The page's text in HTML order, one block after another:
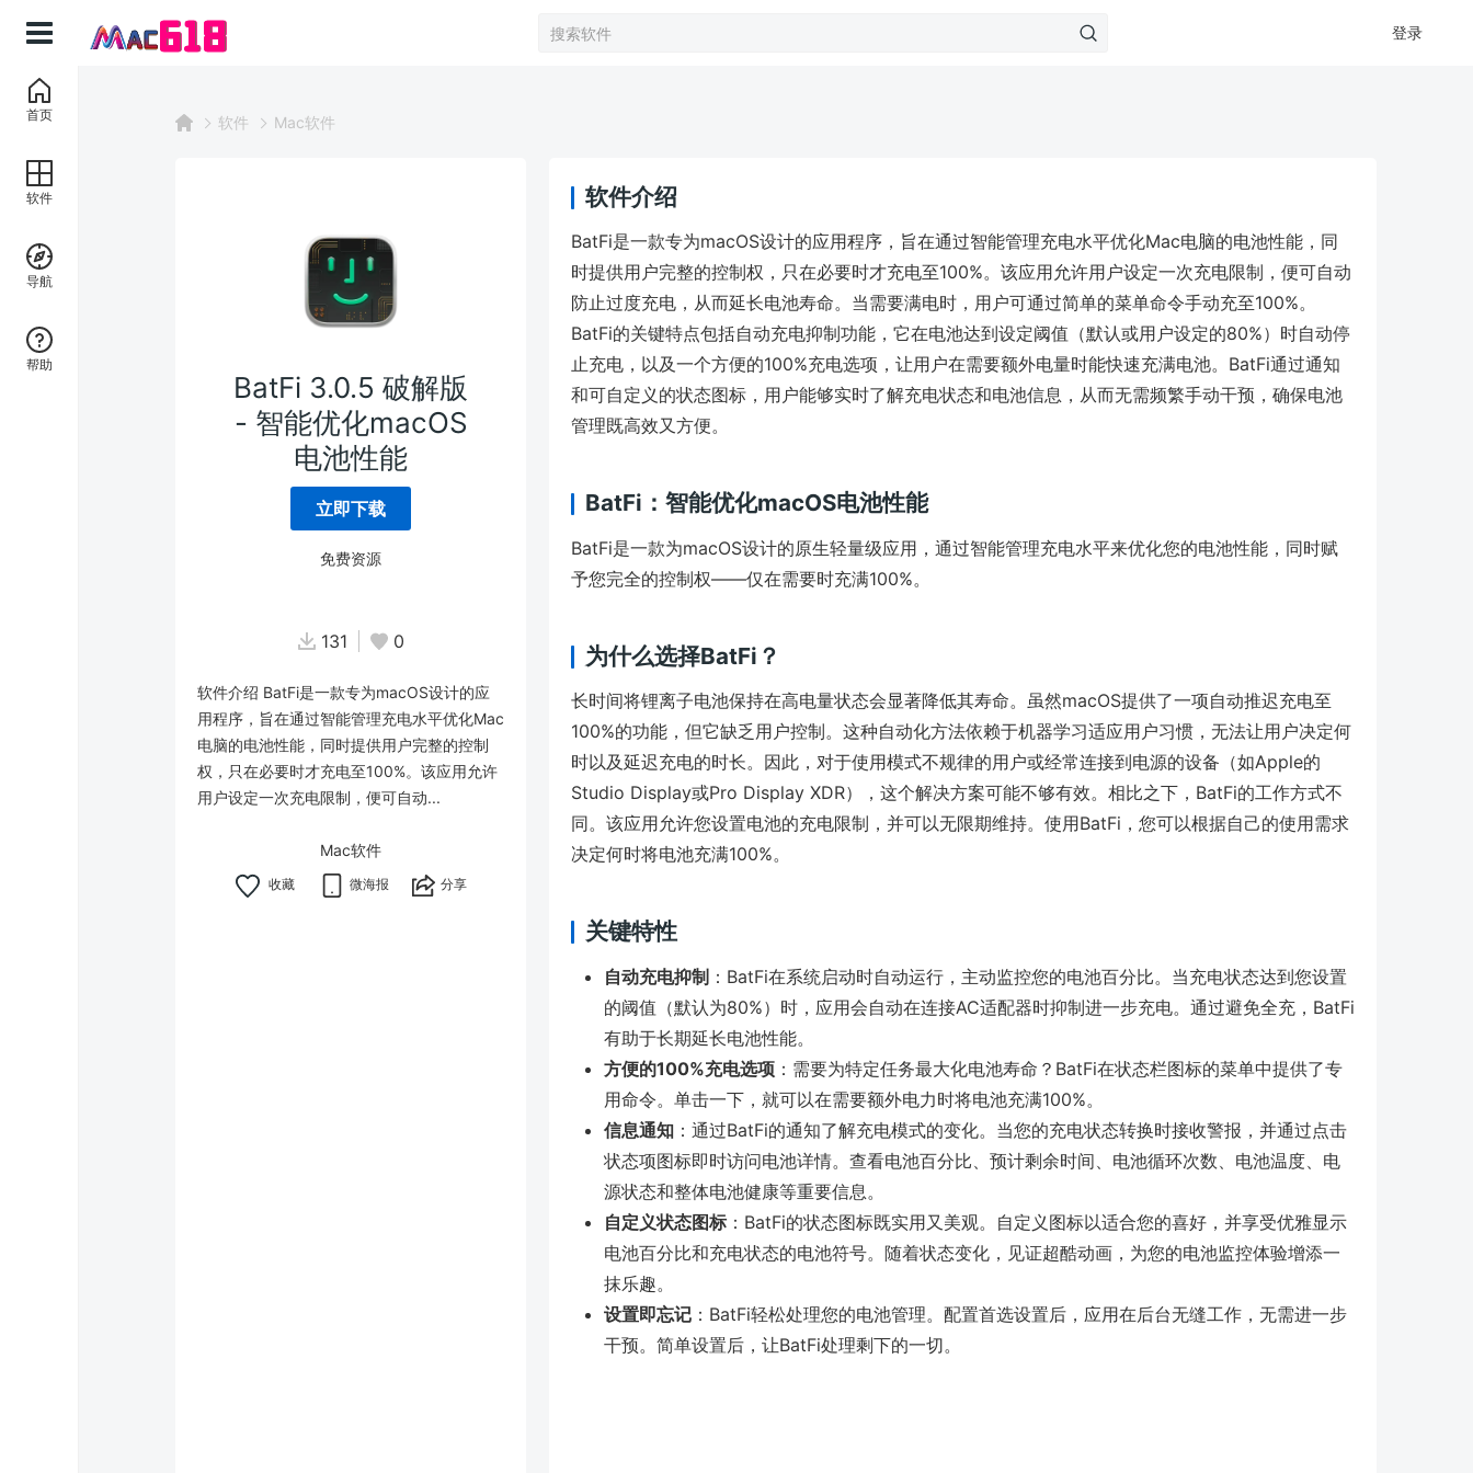
登录
软件 Mac软件
BatFi 3.0.5 破解版
- 智能优化macOS
电池性能
立即下载
免费资源
131 0
软件介绍 BatFi是一款专为macOS设计的应
用程序，旨在通过智能管理充电水平优化Mac
电脑的电池性能，同时提供用户完整的控制
权，只在必要时才充电至100%。该应用允许
用户设定一次充电限制，便可自动...
Mac软件
微海报 分享
软件介绍
BatFi是一款专为macOS设计的应用程序，旨在通过智能管理充电水平优化Mac电脑的电池性能，同
时提供用户完整的控制权，只在必要时才充电至100%。该应用允许用户设定一次充电限制，便可自动
防止过度充电，从而延长电池寿命。当需要满电时，用户可通过简单的菜单命令手动充至100%。
BatFi的关键特点包括自动充电抑制功能，它在电池达到设定阈值（默认或用户设定的80%）时自动停
止充电，以及一个方便的100%充电选项，让用户在需要额外电量时能快速充满电池。BatFi通过通知
和可自定义的状态图标，用户能够实时了解充电状态和电池信息，从而无需频繁手动干预，确保电池
管理既高效又方便。
BatFi：智能优化macOS电池性能
BatFi是一款为macOS设计的原生轻量级应用，通过智能管理充电水平来优化您的电池性能，同时赋
予您完全的控制权——仅在需要时充满100%。
为什么选择BatFi？
长时间将锂离子电池保持在高电量状态会显著降低其寿命。虽然macOS提供了一项自动推迟充电至
100%的功能，但它缺乏用户控制。这种自动化方法依赖于机器学习适应用户习惯，无法让用户决定何
时以及延迟充电的时长。因此，对于使用模式不规律的用户或经常连接到电源的设备（如Apple的
Studio Display或Pro Display XDR），这个解决方案可能不够有效。相比之下，BatFi的工作方式不
同。该应用允许您设置电池的充电限制，并可以无限期维持。使用BatFi，您可以根据自己的使用需求
决定何时将电池充满100%。
关键特性
自动充电抑制 ：BatFi在系统启动时自动运行，主动监控您的电池百分比。当充电状态达到您设置
的阈值（默认为80%）时，应用会自动在连接AC适配器时抑制进一步充电。通过避免全充，BatFi
有助于长期延长电池性能。
方便的100%充电选项 ：需要为特定任务最大化电池寿命？BatFi在状态栏图标的菜单中提供了专
用命令。单击一下，就可以在需要额外电力时将电池充满100%。
信息通知 ：通过BatFi的通知了解充电模式的变化。当您的充电状态转换时接收警报，并通过点击
状态项图标即时访问电池详情。查看电池百分比、预计剩余时间、电池循环次数、电池温度、电
源状态和整体电池健康等重要信息。
自定义状态图标：BatFi的状态图标既实用又美观。自定义图标以适合您的喜好，并享受优雅显示
电池百分比和充电状态的电池符号。随着状态变化，见证超酷动画，为您的电池监控体验增添一
抹乐趣。
设置即忘记 ：BatFi轻松处理您的电池管理。配置首选设置后，应用在后台无缝工作，无需进一步
干预。简单设置后，让BatFi处理剩下的一切。
首页
软件
导航
帮助